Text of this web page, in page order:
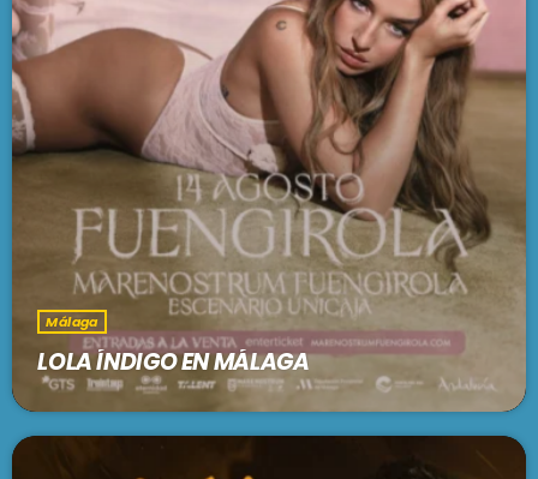
Málaga
LOLA ÍNDIGO EN MÁLAGA